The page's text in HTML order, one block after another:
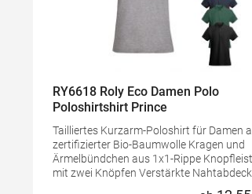
RY6618 Roly Eco Damen Polo
Poloshirtshirt Prince
Tailliertes Kurzarm-Poloshirt für Damen
zertifizierter Bio-Baumwolle Kragen und
Ärmelbündchen aus 1x1-Rippe Knopfleiste
mit zwei Knöpfen Verstärkte Nahtabdeckung